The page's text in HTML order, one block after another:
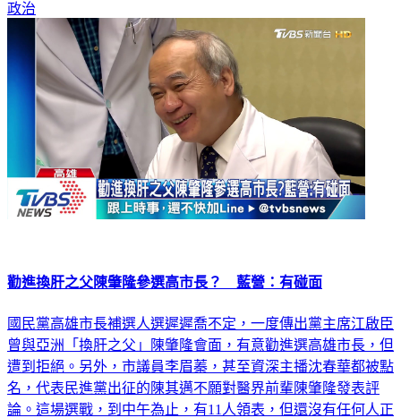
政治
勸進換肝之父陳肇隆參選高市長？ 藍營：有碰面
國民黨高雄市長補選人選遲遲喬不定，一度傳出黨主席江啟臣
曾與亞洲「換肝之父」陳肇隆會面，有意勸進選高雄市長，但
遭到拒絕。另外，市議員李眉蓁，甚至資深主播沈春華都被點
名，代表民進黨出征的陳其邁不願對醫界前輩陳肇隆發表評
論。這場選戰，到中午為止，有11人領表，但還沒有任何人正